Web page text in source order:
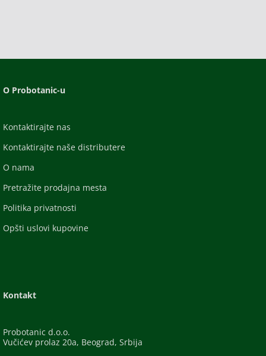
O Probotanic-u
Kontaktirajte nas
Kontaktirajte naše distributere
O nama
Pretražite prodajna mesta
Politika privatnosti
Opšti uslovi kupovine
Kontakt
Probotanic d.o.o.
Vučićev prolaz 20a, Beograd, Srbija